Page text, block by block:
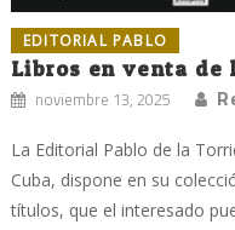
EDITORIAL PABLO
Libros en venta de
noviembre 13, 2025
La Editorial Pablo de la
Cuba, dispone en su
títulos, que el interesado